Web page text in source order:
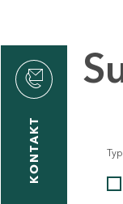
KONTAKT Typ